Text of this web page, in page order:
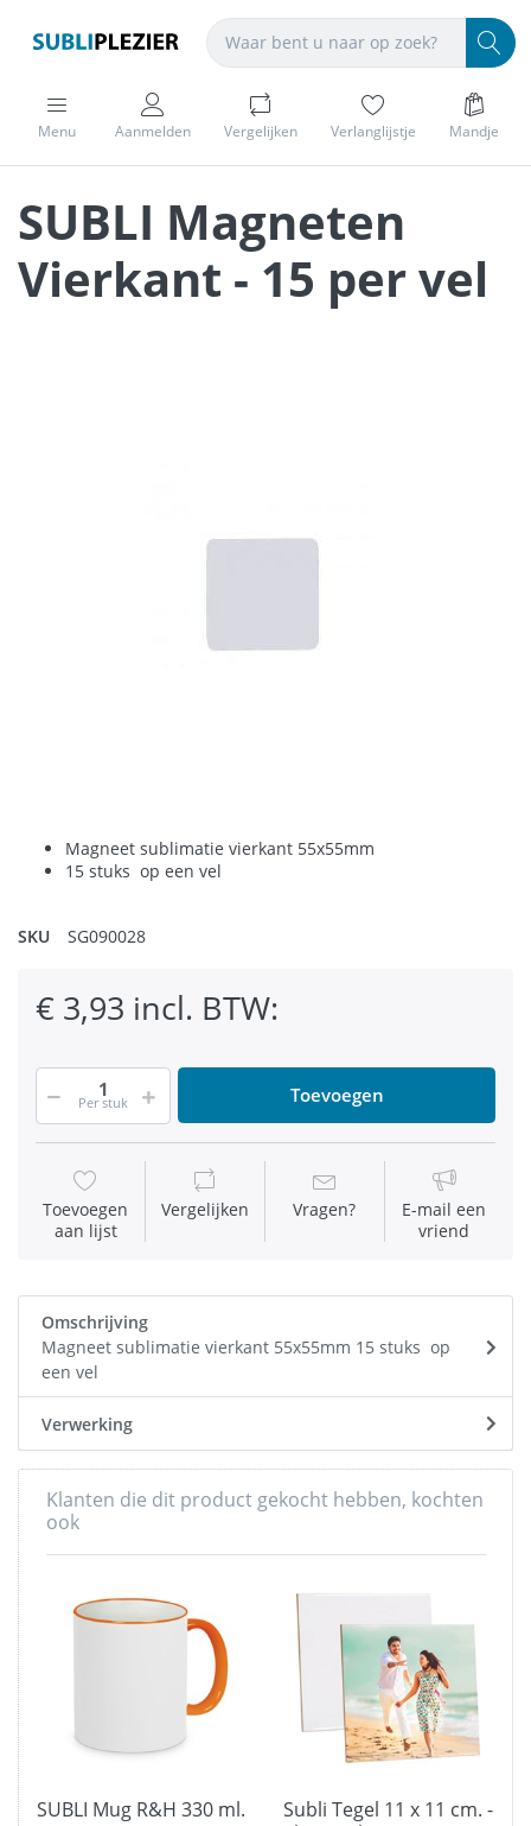
Menu Aanmelden Vergelijken Verlanglijstje Mandje
SUBLI Magneten
Vierkant - 15 per vel
Magneet sublimatie vierkant 55x55mm
15 stuks op een vel
SKU SG090028
€ 3,93 incl. BTW:
Per stuk Toevoegen
Toevoegen
aan lijst
Vergelijken Vragen?
E-mail een
vriend
Omschrijving
Magneet sublimatie vierkant 55x55mm 15 stuks op
een vel
Verwerking
Klanten die dit product gekocht hebben, kochten
ook
SUBLI Mug R&H 330 ml.
Subli Tegel 11 x 11 cm. -